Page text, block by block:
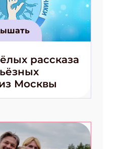
рассказа
Москвы